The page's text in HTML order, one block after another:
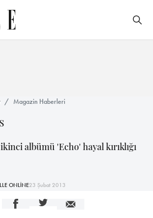
Magazin Haberleri
albümü 'Echo' hayal kırıklığı
ONLİNE23 Şubat 2013